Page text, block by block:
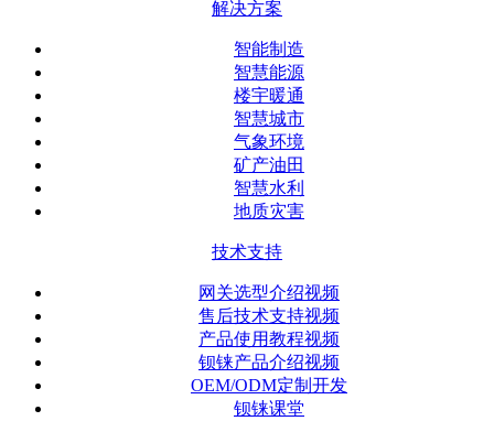
解决方案
智能制造
智慧能源
楼宇暖通
智慧城市
气象环境
矿产油田
智慧水利
地质灾害
技术支持
网关选型介绍视频
售后技术支持视频
产品使用教程视频
钡铼产品介绍视频
OEM/ODM定制开发
钡铼课堂